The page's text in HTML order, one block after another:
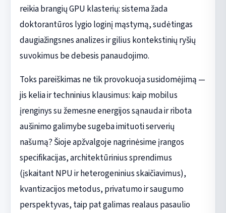
reikia brangių GPU klasterių: sistema žada
doktorantūros lygio loginį mąstymą, sudėtingas
daugiažingsnes analizes ir gilius kontekstinių ryšių
suvokimus be debesis panaudojimo.
Toks pareiškimas ne tik provokuoja susidomėjimą —
jis kelia ir techninius klausimus: kaip mobilus
įrenginys su žemesne energijos sąnauda ir ribota
aušinimo galimybe sugeba imituoti serverių
našumą? Šioje apžvalgoje nagrinėsime įrangos
specifikacijas, architektūrinius sprendimus
(įskaitant NPU ir heterogeninius skaičiavimus),
kvantizacijos metodus, privatumo ir saugumo
perspektyvas, taip pat galimas realaus pasaulio